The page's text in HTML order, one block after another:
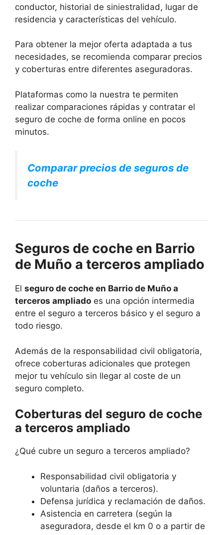
conductor, historial de siniestralidad, lugar de
residencia y características del vehículo.
Para obtener la mejor oferta adaptada a tus
necesidades, se recomienda comparar precios
y coberturas entre diferentes aseguradoras.
Plataformas como la nuestra te permiten
realizar comparaciones rápidas y contratar el
seguro de coche de forma online en pocos
minutos.
Comparar precios de seguros de
coche
Seguros de coche en Barrio
de Muño a terceros ampliado
El seguro de coche en Barrio de Muño a
terceros ampliado es una opción intermedia
entre el seguro a terceros básico y el seguro a
todo riesgo.
Además de la responsabilidad civil obligatoria,
ofrece coberturas adicionales que protegen
mejor tu vehículo sin llegar al coste de un
seguro completo.
Coberturas del seguro de coche
a terceros ampliado
¿Qué cubre un seguro a terceros ampliado?
Responsabilidad civil obligatoria y
voluntaria (daños a terceros).
Defensa jurídica y reclamación de daños.
Asistencia en carretera (según la
aseguradora, desde el km 0 o a partir de